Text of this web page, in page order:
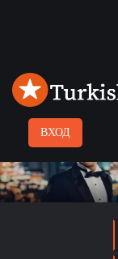
ВХОД